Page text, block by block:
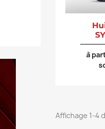
à
Affichage 1-4